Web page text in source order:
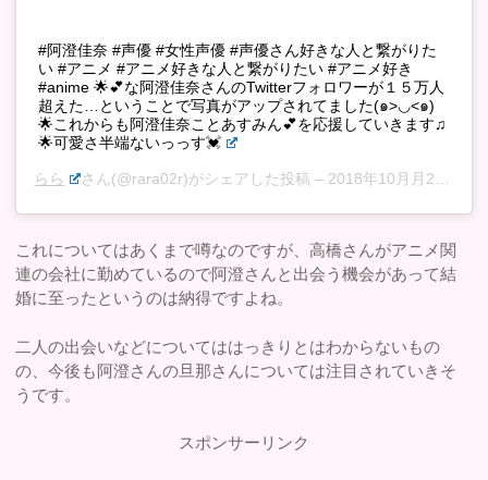
#阿澄佳奈 #声優 #女性声優 #声優さん好きな人と繋がりた
い #アニメ #アニメ好きな人と繋がりたい #アニメ好き
#anime 🌟💕な阿澄佳奈さんのTwitterフォロワーが１５万人
超えた…ということで写真がアップされてました(๑>◡<๑)
🌟これからも阿澄佳奈ことあすみん💕を応援していきます♫
🌟可愛さ半端ないっっす💓
らら さん(@rara02r)がシェアした投稿 – 2018年10月月26日午前9時42分PDT
これについてはあくまで噂なのですが、高橋さんがアニメ関
連の会社に勤めているので阿澄さんと出会う機会があって結
婚に至ったというのは納得ですよね。
二人の出会いなどについてははっきりとはわからないもの
の、今後も阿澄さんの旦那さんについては注目されていきそ
うです。
スポンサーリンク